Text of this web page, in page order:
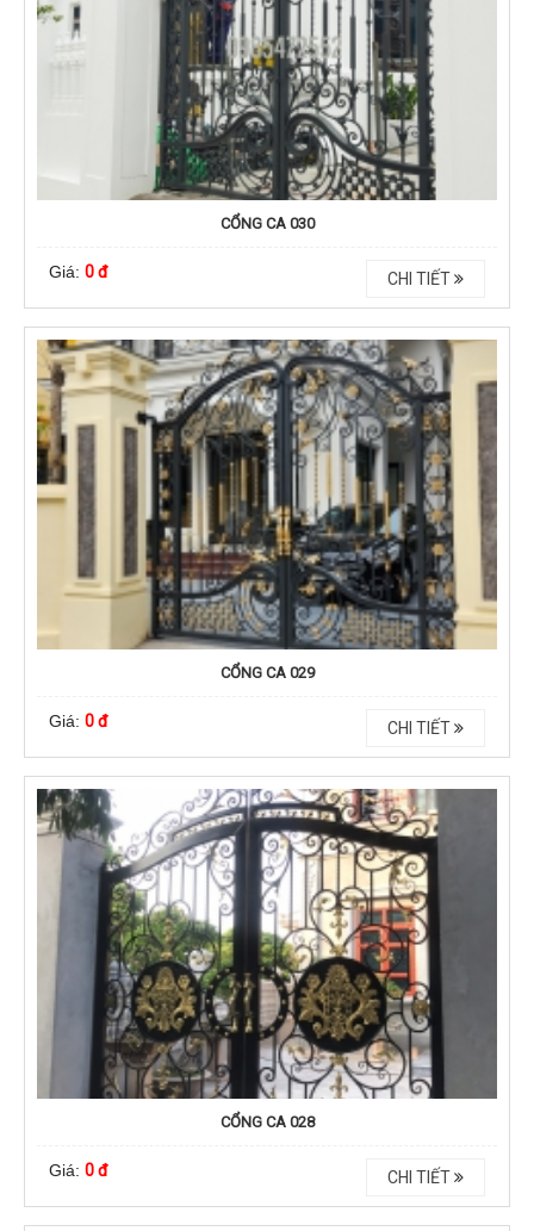
CỔNG CA 030
Giá: 0 đ CHI TIẾT
CỔNG CA 029
Giá: 0 đ CHI TIẾT
CỔNG CA 028
Giá: 0 đ CHI TIẾT